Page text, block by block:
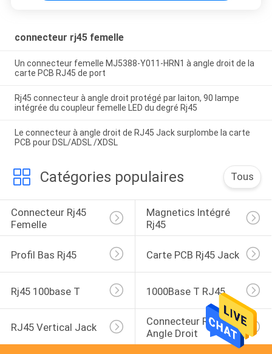
connecteur rj45 femelle
Un connecteur femelle MJ5388-Y011-HRN1 à angle droit de la
carte PCB RJ45 de port
Rj45 connecteur à angle droit protégé par laiton, 90 lampe
intégrée du coupleur femelle LED du degré Rj45
Le connecteur à angle droit de RJ45 Jack surplombe la carte
PCB pour DSL/ADSL /XDSL
Catégories populaires Tous
Connecteur Rj45
Femelle
Magnetics Intégré
Rj45
Profil Bas Rj45 Carte PCB Rj45 Jack
Rj45 100base T 1000Base T RJ45
RJ45 Vertical Jack
Connecteur RJ45 À
Angle Droit